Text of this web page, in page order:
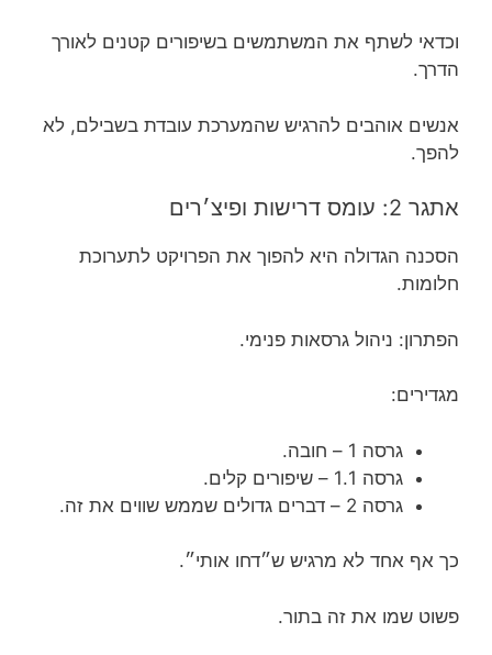
וכדאי לשתף את המשתמשים בשיפורים קטנים לאורך
הדרך.
אנשים אוהבים להרגיש שהמערכת עובדת בשבילם, לא
להפך.
אתגר 2: עומס דרישות ופיצ׳רים
הסכנה הגדולה היא להפוך את הפרויקט לתערוכת
חלומות.
הפתרון: ניהול גרסאות פנימי.
מגדירים:
גרסה 1 – חובה.
גרסה 1.1 – שיפורים קלים.
גרסה 2 – דברים גדולים שממש שווים את זה.
כך אף אחד לא מרגיש ש״דחו אותי״.
פשוט שמו את זה בתור.